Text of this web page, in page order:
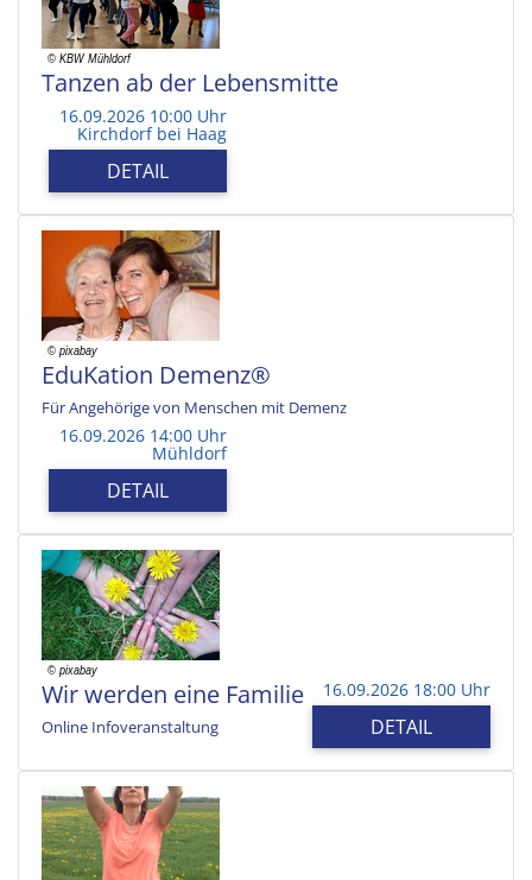
Tanzen ab der Lebensmitte
16.09.2026 10:00 Uhr
Kirchdorf bei Haag
DETAIL
EduKation Demenz®
Für Angehörige von Menschen mit Demenz
16.09.2026 14:00 Uhr
Mühldorf
DETAIL
Wir werden eine Familie
Online Infoveranstaltung
16.09.2026 18:00 Uhr
DETAIL